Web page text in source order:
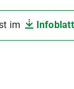
im